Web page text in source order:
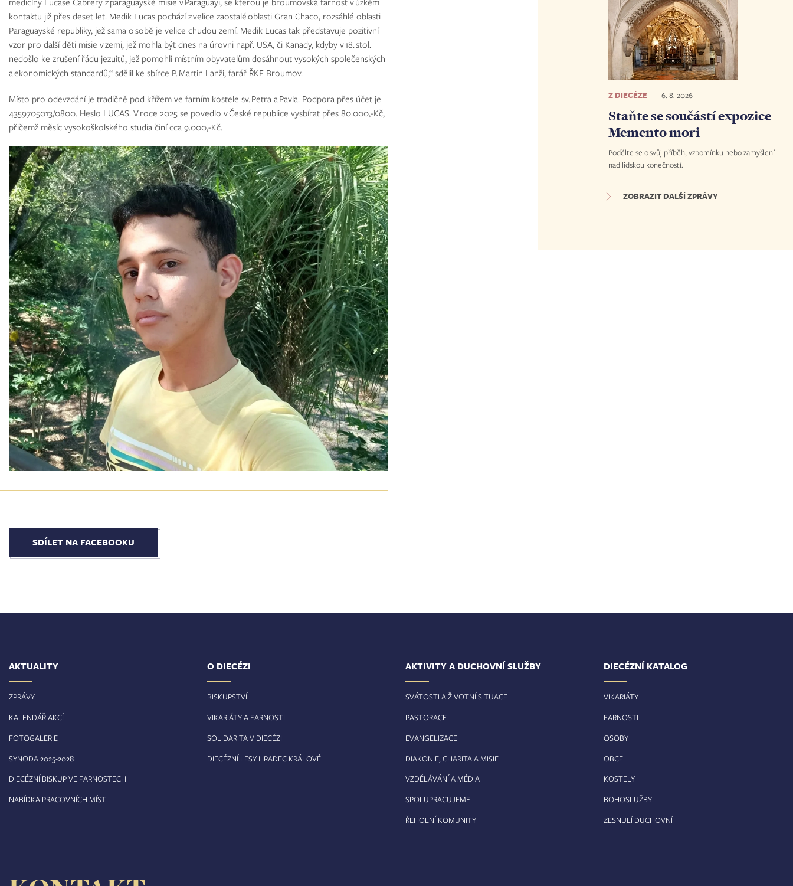
kontaktu již přes deset let. Medik Lucas pochází z velice zaostalé oblasti Gran Chaco, rozsáhlé oblasti
Paraguayské republiky, jež sama o sobě je velice chudou zemí. Medik Lucas tak představuje pozitivní
vzor pro další děti misie v zemi, jež mohla být dnes na úrovni např. USA, či Kanady, kdyby v 18. stol.
nedošlo ke zrušení řádu jezuitů, jež pomohli místním obyvatelům dosáhnout vysokých společenských
a ekonomických standardů,“ sdělil ke sbírce P. Martin Lanži, farář ŘKF Broumov.
Místo pro odevzdání je tradičně pod křížem ve farním kostele sv. Petra a Pavla. Podpora přes účet je
4359705013/0800. Heslo LUCAS. V roce 2025 se povedlo v České republice vysbírat přes 80.000,-Kč,
přičemž měsíc vysokoškolského studia činí cca 9.000,-Kč.
SDÍLET NA FACEBOOKU
Z DIECÉZE 6. 8. 2026
Staňte se součástí expozice
Memento mori
Podělte se o svůj příběh, vzpomínku nebo zamyšlení
nad lidskou konečností.
ZOBRAZIT DALŠÍ ZPRÁVY
AKTUALITY
ZPRÁVY
KALENDÁŘ AKCÍ
FOTOGALERIE
SYNODA 2025-2028
DIECÉZNÍ BISKUP VE FARNOSTECH
NABÍDKA PRACOVNÍCH MÍST
O DIECÉZI
BISKUPSTVÍ
VIKARIÁTY A FARNOSTI
SOLIDARITA V DIECÉZI
DIECÉZNÍ LESY HRADEC KRÁLOVÉ
AKTIVITY A DUCHOVNÍ SLUŽBY
SVÁTOSTI A ŽIVOTNÍ SITUACE
PASTORACE
EVANGELIZACE
DIAKONIE, CHARITA A MISIE
VZDĚLÁVÁNÍ A MÉDIA
SPOLUPRACUJEME
ŘEHOLNÍ KOMUNITY
DIECÉZNÍ KATALOG
VIKARIÁTY
FARNOSTI
OSOBY
OBCE
KOSTELY
BOHOSLUŽBY
ZESNULÍ DUCHOVNÍ